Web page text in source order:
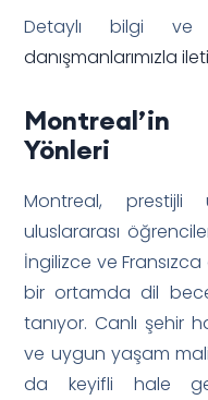
Detaylı bilgi ve
danışmanlarımızla
Yönleri
Montreal, prestijli
uluslararası
İngilizce ve Fransızca
bir ortamda dil
tanıyor. Canlı şehir
ve uygun yaşam
da keyifli hale